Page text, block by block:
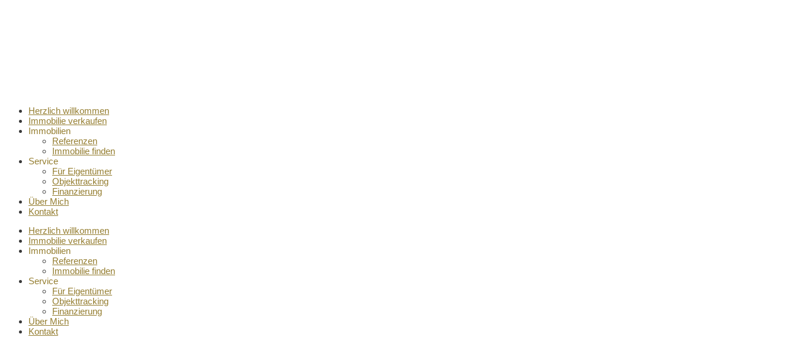
Herzlich willkommen
Immobilie verkaufen
Immobilien
Referenzen
Immobilie finden
Service
Für Eigentümer
Objekttracking
Finanzierung
Über Mich
Kontakt
Herzlich willkommen
Immobilie verkaufen
Immobilien
Referenzen
Immobilie finden
Service
Für Eigentümer
Objekttracking
Finanzierung
Über Mich
Kontakt